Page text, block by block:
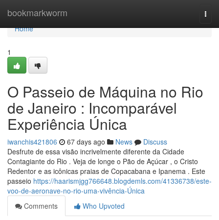
bookmarkworm
Home
Home
1
O Passeio de Máquina no Rio
de Janeiro : Incomparável
Experiência Única
iwanchis421806 67 days ago News
Discuss
Desfrute de essa visão incrivelmente diferente da Cidade
Contagiante do Rio . Veja de longe o Pão de Açúcar , o Cristo
Redentor e as icônicas praias de Copacabana e Ipanema . Este
passeio https://haarismjgg766648.blogdemls.com/41336738/este-
voo-de-aeronave-no-rio-uma-vivência-Única
Comments
Who Upvoted